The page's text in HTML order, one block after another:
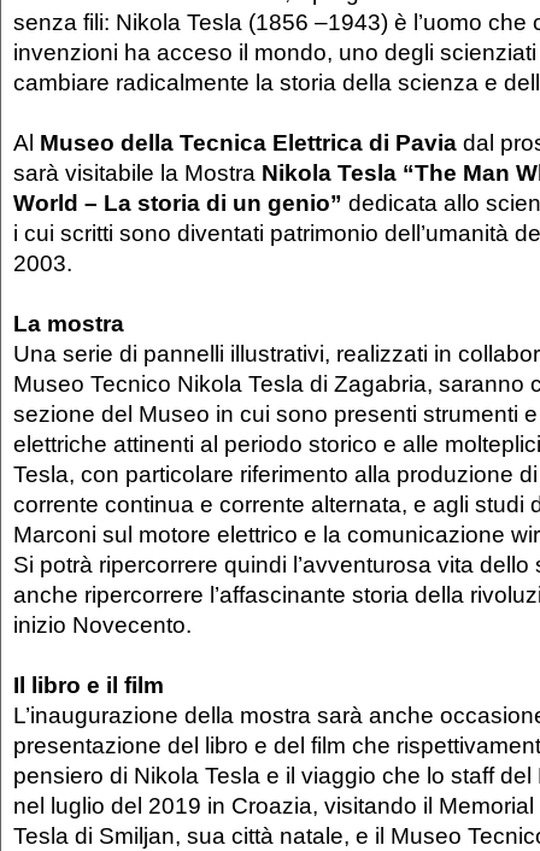
senza fili: Nikola Tesla (1856 –1943) è l’uomo che
invenzioni ha acceso il mondo, uno degli
cambiare radicalmente la storia della scienza e
Al Museo della Tecnica Elettrica di Pavia dal
sarà visitabile la Mostra Nikola Tesla “The Man
World – La storia di un genio” dedicata allo
i cui scritti sono diventati patrimonio dell’umanità
2003.
La mostra
Una serie di pannelli illustrativi, realizzati in
Museo Tecnico Nikola Tesla di Zagabria, saranno
sezione del Museo in cui sono presenti strumenti
elettriche attinenti al periodo storico e alle
Tesla, con particolare riferimento alla produzione
corrente continua e corrente alternata, e agli studi
Marconi sul motore elettrico e la comunicazione
Si potrà ripercorrere quindi l’avventurosa vita dello
anche ripercorrere l’affascinante storia della
inizio Novecento.
Il libro e il film
L’inaugurazione della mostra sarà anche
presentazione del libro e del film che
pensiero di Nikola Tesla e il viaggio che lo staff
nel luglio del 2019 in Croazia, visitando il
Tesla di Smiljan, sua città natale, e il Museo